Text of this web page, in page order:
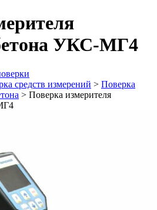
УКС-МГ4
средств измерений > Поверка
> Поверка измерителя